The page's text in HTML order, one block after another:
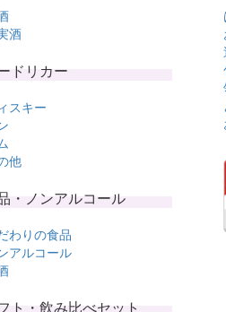
酒
ドリカー
スキー
他
・ノンアルコール
わりの食品
アルコール
ト・飲み比べセット